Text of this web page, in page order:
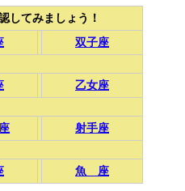
してみましょう！
双子座
乙女座
射手座
魚 座